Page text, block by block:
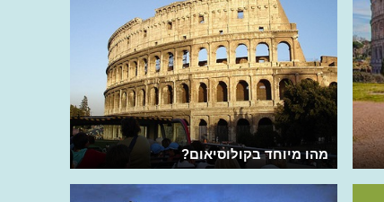
מהו מיוחד בקולוסיאום?